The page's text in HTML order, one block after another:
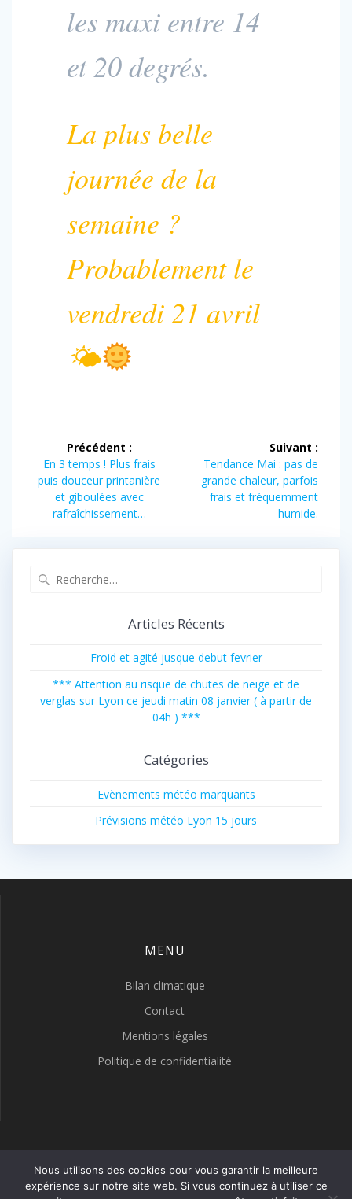
les maxi entre 14
et 20 degrés.
La plus belle
journée de la
semaine ?
Probablement le
vendredi 21 avril
🌤
Navigation
de
l’article
Précédent :
Article
précédent :
En 3 temps ! Plus frais
puis douceur printanière
et giboulées avec
rafraîchissement…
Suivant :
Article
suivant :
Tendance Mai : pas de
grande chaleur, parfois
frais et fréquemment
humide.
Articles Récents
Froid et agité jusque debut fevrier
*** Attention au risque de chutes de neige et de
verglas sur Lyon ce jeudi matin 08 janvier ( à partir de
04h ) ***
Catégories
Evènements météo marquants
Prévisions météo Lyon 15 jours
MENU
Bilan climatique
Contact
Mentions légales
Politique de confidentialité
LYON METEO
Nous utilisons des cookies pour vous garantir la meilleure
expérience sur notre site web. Si vous continuez à utiliser ce